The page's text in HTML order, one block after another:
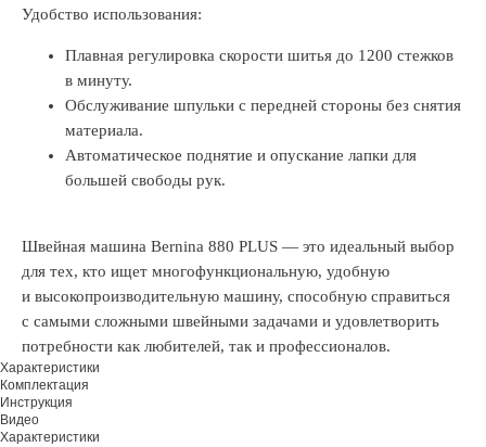
Удобство использования:
Плавная регулировка скорости шитья до 1200 стежков
в минуту.
Обслуживание шпульки с передней стороны без снятия
материала.
Автоматическое поднятие и опускание лапки для
большей свободы рук.
Швейная машина Bernina 880 PLUS — это идеальный выбор
для тех, кто ищет многофункциональную, удобную
и высокопроизводительную машину, способную справиться
с самыми сложными швейными задачами и удовлетворить
потребности как любителей, так и профессионалов.
Характеристики
Комплектация
Инструкция
Видео
Характеристики